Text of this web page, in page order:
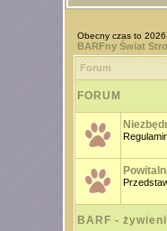
Obecny czas to
BARFny Świat
Forum
FORUM
BARF -